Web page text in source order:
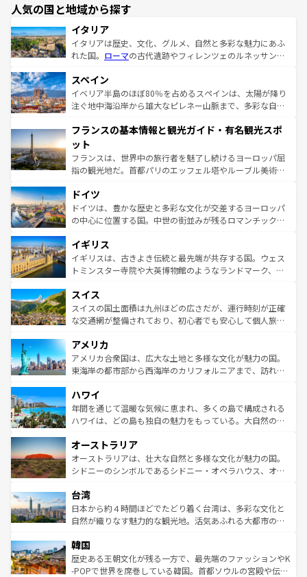
人気の国と地域から探す
イタリア
イタリアは歴史、文化、グルメ、自然と多彩な魅力にあふ
れた国。 ローマの古代遺跡やフィレンツェのルネッサンス
ろん、トスカーナの美しい田園風景やアマルフィ海岸の絶
景など、自然景観も見逃せない。観光の合間には、本場の
ピザやパスタなど、絶品のイタリア料理を堪能することも
ませてくれるイタリアで、忘れられない旅をしてみよう！
なお、新着のイタリア情報は
しい。
スペイン
イベリア半島のほぼ80％を占めるスペインは、太陽が降り
注ぐ地中海沿岸から雄大なピレネー山脈まで、多彩な自然
文化が根付くこの国では、情熱的なフラメンコ、熱気あふ
れる闘牛、そして美味しいタパスが生活の一部となってい
る。首都マドリードの洗練された雰囲気や、バルセロナの
アートに溢れた街角から、地方では古代ローマ遺跡や中世
せる。地方によって風土や気候が異なるスペインはその個
性で訪れる人を魅了する。 なお、新着のスペイン情報は コ
ンテンツ一覧を参照してほしい。
フランスの基本情報と観光ガイド・有名観光スポ
ット
フランスは、世界中の旅行者を魅了し続けるヨーロッパ屈
指の観光地だ。首都パリのエッフェル塔やルーブル美術館
で、幅広い魅力が詰まっている。華麗な宮殿、歴史的な大
聖堂、美しいビーチ、そして豊かな自然が、訪れる者を心
から魅了する。また、フランスは美食の国としても知ら
いる。シャンパンの発祥地であるランス、プロヴァンスの
香り高いラベンダー畑など、多彩な楽しみ方が可能だ。さ
らに、パリ以外の地域にも魅力が溢れており、どの街角に
れる地方に足を運ぶとそれぞれで全く異なる文化を体験で
きるだろう。 なお、新着のフランス情報はコンテンツ一覧
を参照してほしい。
ドイツ
ドイツは、豊かな歴史と多彩な文化が交差するヨーロッパ
の中心に位置する国。中世の街並みが残るロマンチック街
顔を持つこの国は、どこを歩いても飽きることがない。ベ
ルリンの文化的活気、バイエルン州のアルプスの絶景、そ
してライン川沿いのワイン畑といった風景は必見。ビール
は、お酒好きな人にはぜひ体験してほしい。 なお、新着の
ドイツ情報はコンテンツ一覧を参照してほしい。
イギリス
イギリスは、古きよき伝統と最先端が共存する国。ウェス
トミンスター寺院や大英博物館のようなランドマーク、歴
リアごとに異なる魅力がある。また、優雅なアフタヌーン
ティー、ビール好きにはたまらない英国パブ、サッカー観
戦など、本場だからこそできる体験も豊富。イギリスを旅
ンツ一覧を参照してほしい。
スイス
スイスの国土面積は九州ほどの広さだが、運行時刻が正確
な交通網が整備されており、初心者でも安心して個人旅行
の建物がそのまま残る町や、スイスならではのユニークな
博物館もあり、アルプス観光だけでなく町歩きも満喫する
ことができる。国民の所得が高いため物価も高いが、旅行
ば市内交通費無料で観光を楽しむこともできる。 なお、新
着のスイス情報はコンテンツ一覧 を参照してほしい。
アメリカ
アメリカ合衆国は、広大な土地と多様な文化が魅力の国。
東海岸の都市部から西海岸のカリフォルニアまで、訪れる
のような巨大都市は、観光、ショッピング、エンターテイ
ンメントが詰まった刺激的なスポットだ。一方、アメリカ
西部には大自然が広がり、グランドキャニオンやイエロー
部のニューオーリンズでは、音楽と美食が融合した独特の
文化が魅力。旅行者はアメリカの各地域で異なる魅力を楽
しみながら、その多様性と豊かな歴史を感じることができ
ならではの贅沢な旅のスタイルだ。 なお、新着のアメリカ
情報はコンテンツ一覧を参照してほしい。
ハワイ
年間を通じて温暖な気候に恵まれ、多くの島で構成される
ハワイは、どの島も独自の魅力をもっている。大自然の神
ワイ島は見逃せない。また、定番の観光地といえばオアフ
島だが、静かな自然を求めるならマウイ島やカウアイ島が
おすすめ。エメラルドグリーンに輝く海をはじめ、豊かな
れるおもてなしの心で訪れる人々を迎えてくれるハワイの
人々、おいしいローカルフードやハワイアンミュージッ
ク、伝統的なフラダンスなど、すべてがハワイの魅力を彩
ワイを、存分に味わってほしい。 なお、新着のハワイ情報
はコンテンツ一覧を参照してほしい。
オーストラリア
オーストラリアは、壮大な自然と多様な文化が魅力の国。
シドニーのシンボルであるシドニー・オペラハウス、オー
リアリーフや大陸中央部にそびえるウルル（エアーズロッ
ク）、タスマニアの美しい原生林やケアンズの熱帯雨林な
ど、見どころがたくさん。また、カフェやワイン、オージ
いる。アクティビティも充実しており、サーフィンやダイ
ビング、ハイキングなど、アウトドア好きにはたまらな
い。オーストラリアの多彩な魅力を存分に味わいつくそ
台湾
日本から約４時間ほどでたどり着く台湾は、多彩な文化と
自然が織りなす魅力的な観光地。活気あふれる大都市の台
ン）、静ひつな山岳地帯である台湾東部など、都市の喧騒
と山間の静けさが共存しており、訪れる人に新しい発見と
驚きをもたらしてくれる。また、奥深い台湾の食文化も魅
韓国
歴史ある王朝文化が残る一方で、最先端のファッションやK
-POPで世界を席巻している韓国。首都ソウルの宮殿や伝統